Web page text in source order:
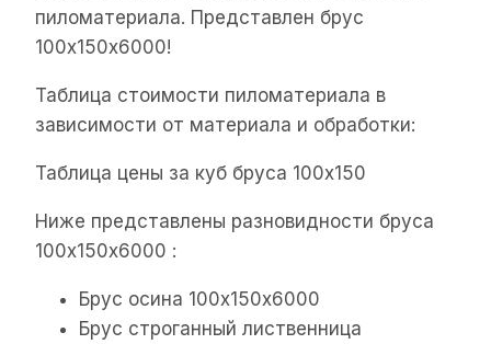
пиломатериала. Представлен брус
100х150х6000!
Таблица стоимости пиломатериала в
зависимости от материала и обработки:
Таблица цены за куб бруса 100х150
Ниже представлены разновидности бруса
100х150х6000 :
Брус осина 100х150х6000
Брус строганный лиственница